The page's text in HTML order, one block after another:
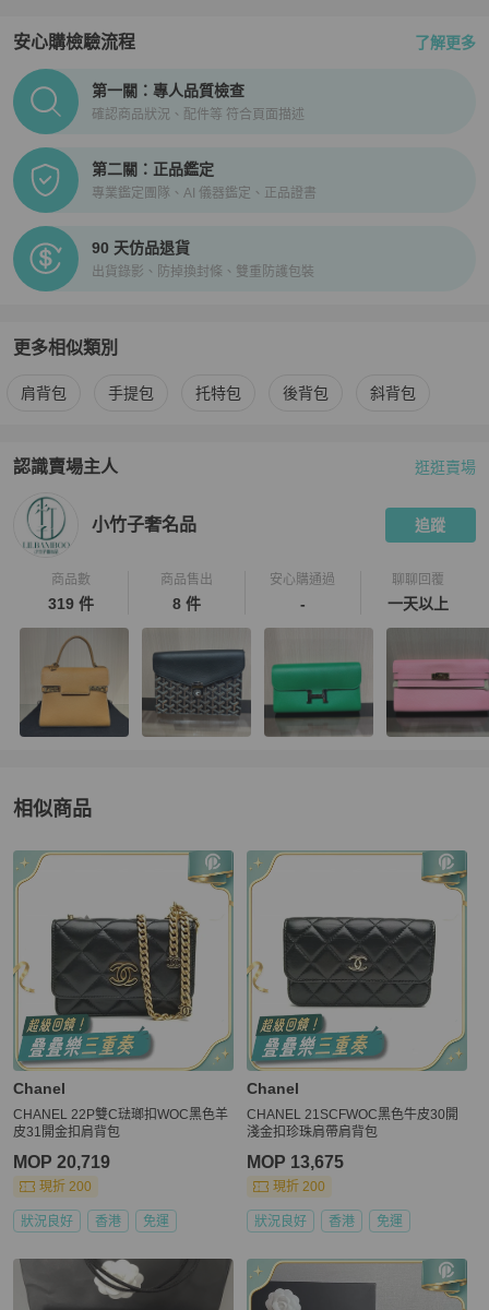
安心購檢驗流程 了解更多
PopChill拍拍圈正品驗證、安心購檢驗流程介紹
第一關：專人品質檢查
確認商品狀況、配件等 符合頁面描述
第二關：正品鑑定
專業鑑定團隊、AI 儀器鑑定、正品證書
90 天仿品退貨
出貨錄影、防掉換封條、雙重防護包裝
更多相似類別
更多Chanel 女包相似商品推薦
肩背包 手提包 托特包 後背包 斜背包
認識賣場主人
PopChill 拍拍圈嚴選賣家
逛逛賣場
小竹子奢名品 追蹤
商品數
319 件
商品售出
8 件
安心購通過
-
聊聊回覆
一天以上
相似商品
更多相似Chanel女包推薦精品
Chanel
CHANEL 22P雙C琺瑯扣WOC黑色羊
皮31開金扣肩背包
MOP 20,719
現折 200
狀況良好 香港 免運
Chanel
CHANEL 21SCFWOC黑色牛皮30開
淺金扣珍珠肩帶肩背包
MOP 13,675
現折 200
狀況良好 香港 免運